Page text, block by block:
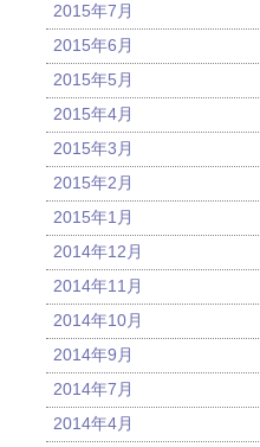
2015年7月
2015年6月
2015年5月
2015年4月
2015年3月
2015年2月
2015年1月
2014年12月
2014年11月
2014年10月
2014年9月
2014年7月
2014年4月